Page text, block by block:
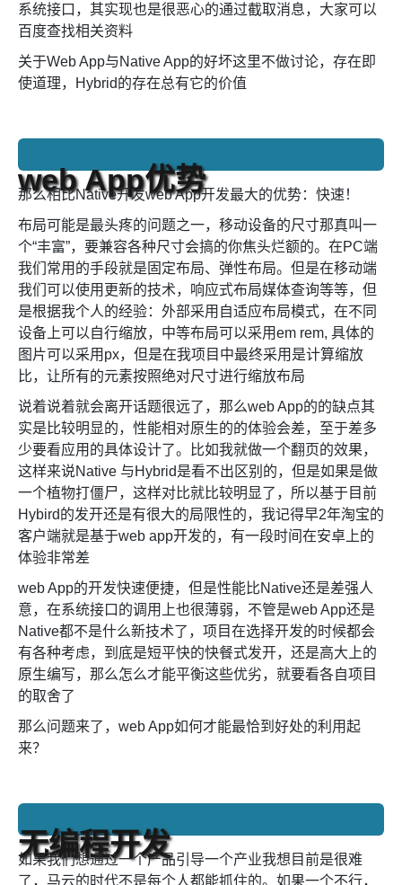
系统接口，其实现也是很恶心的通过截取消息，大家可以
百度查找相关资料
关于Web App与Native App的好坏这里不做讨论，存在即
使道理，Hybrid的存在总有它的价值
web App优势
那么相比Native开发web App开发最大的优势：快速！
布局可能是最头疼的问题之一，移动设备的尺寸那真叫一
个“丰富”，要兼容各种尺寸会搞的你焦头烂额的。在PC端
我们常用的手段就是固定布局、弹性布局。但是在移动端
我们可以使用更新的技术，响应式布局媒体查询等等，但
是根据我个人的经验：外部采用自适应布局模式，在不同
设备上可以自行缩放，中等布局可以采用em rem, 具体的
图片可以采用px，但是在我项目中最终采用是计算缩放
比，让所有的元素按照绝对尺寸进行缩放布局
说着说着就会离开话题很远了，那么web App的的缺点其
实是比较明显的，性能相对原生的的体验会差，至于差多
少要看应用的具体设计了。比如我就做一个翻页的效果，
这样来说Native 与Hybrid是看不出区别的，但是如果是做
一个植物打僵尸，这样对比就比较明显了，所以基于目前
Hybird的发开还是有很大的局限性的，我记得早2年淘宝的
客户端就是基于web app开发的，有一段时间在安卓上的
体验非常差
web App的开发快速便捷，但是性能比Native还是差强人
意，在系统接口的调用上也很薄弱，不管是web App还是
Native都不是什么新技术了，项目在选择开发的时候都会
有各种考虑，到底是短平快的快餐式发开，还是高大上的
原生编写，那么怎么才能平衡这些优劣，就要看各自项目
的取舍了
那么问题来了，web App如何才能最恰到好处的利用起
来？
无编程开发
如果我们想通过一个产品引导一个产业我想目前是很难
了，马云的时代不是每个人都能抓住的。如果一个不行，